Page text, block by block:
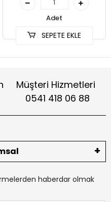
Adet
SEPETE EKLE
Müşteri Hizmetleri
0541 418 06 88
haberdar olmak